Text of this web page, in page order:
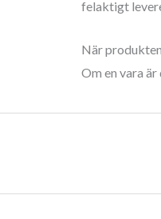
felaktigt
När
Om en vara